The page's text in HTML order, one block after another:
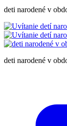
deti narodené v
deti narodené v